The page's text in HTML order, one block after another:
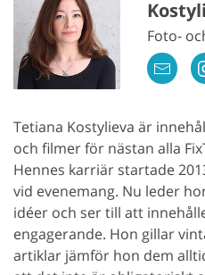
Foto-
Tetiana Kostylieva är
och filmer för nästan alla
Hennes karriär startade
vid evenemang. Nu leder
idéer och ser till att
engagerande. Hon gillar
artiklar jämför hon dem